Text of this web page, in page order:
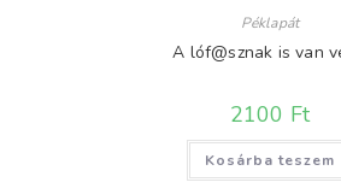
Péklapát
A lóf@sznak is van
2100 Ft
Kosárba teszem